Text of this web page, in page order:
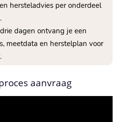
hersteladvies per onderdeel
dagen ontvang je een
meetdata en herstelplan voor
aanvraag